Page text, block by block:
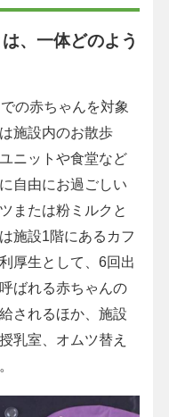
、一体どのよう
の赤ちゃんを対象
施設内のお散歩
ニットや食堂など
自由にお過ごしい
または粉ミルクと
施設1階にあるカフ
厚生として、6回出
ばれる赤ちゃんの
されるほか、施設
乳室、オムツ替え